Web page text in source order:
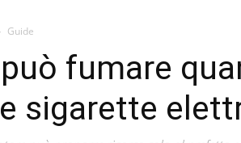
Guide
fumare
sigarette